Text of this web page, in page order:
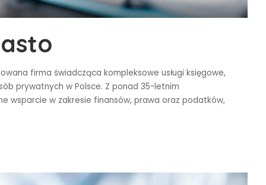
firma świadcząca kompleksowe usługi księgowe,
prywatnych w Polsce. Z ponad 35-letnim
wsparcie w zakresie finansów, prawa oraz podatków,